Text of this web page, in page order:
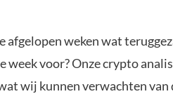
afgelopen weken wat
week voor? Onze crypto
wij kunnen verwachten van